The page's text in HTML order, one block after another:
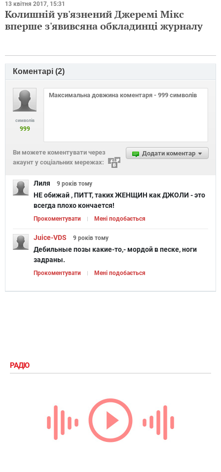
13 квітня 2017, 15:31
Колишній ув'язнений Джеремі Мікс
вперше з'явивсяна обкладинці журналу
Коментарі (2)
символів
999
Додати коментар
Ви можете коментувати через
акаунт у соціальних мережах:
Лиля 9 років тому
НЕ обижай , ПИТТ, таких ЖЕНЩИН как ДЖОЛИ - это
всегда плохо кончается!
Прокоментувати Мені подобається
Juice-VDS 9 років тому
Дебильные позы какие-то,- мордой в песке, ноги
задраны.
Прокоментувати Мені подобається
РАДІО